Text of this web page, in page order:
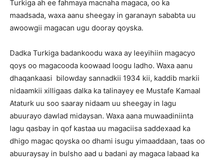
Turkiga ah ee fahmaya macnaha magaca, oo ka
maadsada, waxa aanu sheegay in garanayn sababta uu
awoowgii magacan ugu dooray qoyska.
Dadka Turkiga badankoodu waxa ay leeyihiin magacyo
qoys oo magacooda koowaad loogu ladho. Waxa aanu
dhaqankaasi bilowday sannadkii 1934 kii, kaddib markii
nidaamkii xilligaas dalka ka talinayey ee Mustafe Kamaal
Ataturk uu soo saaray nidaam uu sheegay in lagu
abuurayo dawlad midaysan. Waxa aana muwaadiniinta
lagu qasbay in qof kastaa uu magaciisa saddexaad ka
dhigo magac qoyska oo dhami isugu yimaaddaan, taas oo
abuuraysay in bulsho aad u badani ay magaca labaad ka